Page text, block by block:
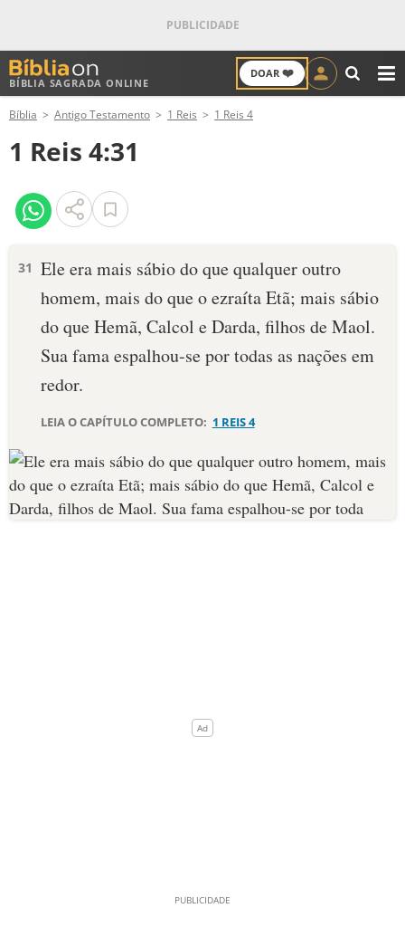
BÍBLIA SAGRADA ONLINE
DOAR ❤️
ANTIGO TESTAMENTO
NOVO TESTAMENTO
VERSÍCULOS
PALAVRA DO DIA
SALMO DO DIA
DEVOCIONAL DIÁRIO
ESTUDOS BÍBLICOS
Bíblia Antigo Testamento 1 Reis 1 Reis 4
1 Reis 4:31
31 Ele era mais sábio do que qualquer outro
homem, mais do que o ezraíta Etã; mais sábio
do que Hemã, Calcol e Darda, filhos de Maol.
Sua fama espalhou-se por todas as nações em
redor.
LEIA O CAPÍTULO COMPLETO: 1 REIS 4